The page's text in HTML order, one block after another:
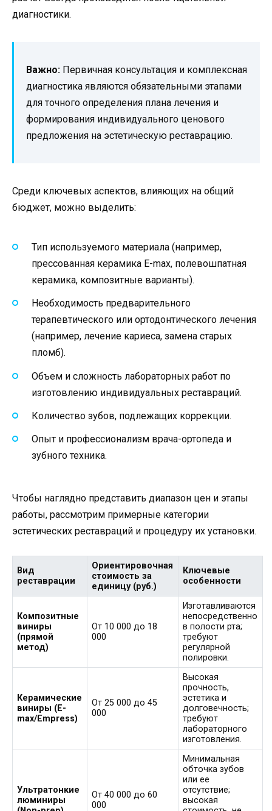
диагностики.
Важно: Первичная консультация и комплексная
диагностика являются обязательными этапами
для точного определения плана лечения и
формирования индивидуального ценового
предложения на эстетическую реставрацию.
Среди ключевых аспектов, влияющих на общий
бюджет, можно выделить:
Тип используемого материала (например,
прессованная керамика E-max, полевошпатная
керамика, композитные варианты).
Необходимость предварительного
терапевтического или ортодонтического лечения
(например, лечение кариеса, замена старых
пломб).
Объем и сложность лабораторных работ по
изготовлению индивидуальных реставраций.
Количество зубов, подлежащих коррекции.
Опыт и профессионализм врача-ортопеда и
зубного техника.
Чтобы наглядно представить диапазон цен и этапы
работы, рассмотрим примерные категории
эстетических реставраций и процедуру их установки.
Вид
реставрации
Ориентировочная
стоимость за
единицу (руб.)
Ключевые
особенности
Композитные
виниры
(прямой
метод)
От 10 000 до 18
000
Изготавливаются
непосредственно
в полости рта;
требуют
регулярной
полировки.
Керамические
виниры (E-
max/Empress)
От 25 000 до 45
000
Высокая
прочность,
эстетика и
долговечность;
требуют
лабораторного
изготовления.
Ультратонкие
люминиры
От 40 000 до 60
000
Минимальная
обточка зубов
или ее
отсутствие;
высокая